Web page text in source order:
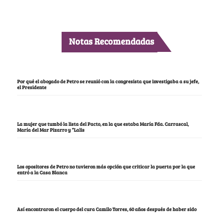
Notas Recomendadas
Por qué el abogado de Petro se reunió con la congresista que investigaba a su jefe,
el Presidente
La mujer que tumbó la lista del Pacto, en la que estaba María Fda. Carrascal,
María del Mar Pizarro y “Lalis
Los opositores de Petro no tuvieron más opción que criticar la puerta por la que
entró a la Casa Blanca
Así encontraron el cuerpo del cura Camilo Torres, 60 años después de haber sido